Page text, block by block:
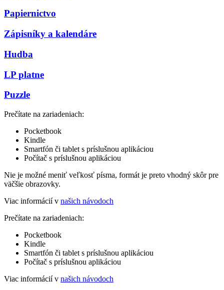
Papiernictvo
Zápisníky a kalendáre
Hudba
LP platne
Puzzle
Prečítate na zariadeniach:
Pocketbook
Kindle
Smartfón či tablet s príslušnou aplikáciou
Počítač s príslušnou aplikáciou
Nie je možné meniť veľkosť písma, formát je preto vhodný skôr pre
väčšie obrazovky.
Viac informácií v našich návodoch
Prečítate na zariadeniach:
Pocketbook
Kindle
Smartfón či tablet s príslušnou aplikáciou
Počítač s príslušnou aplikáciou
Viac informácií v našich návodoch